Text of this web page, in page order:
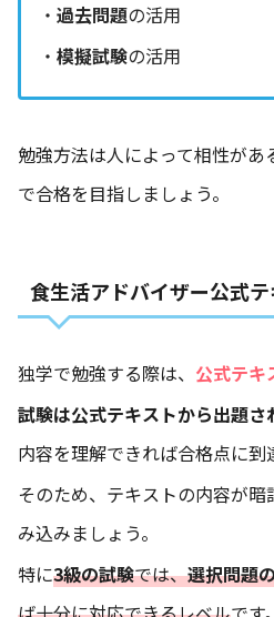
・ 過去問題の活用
・ 模擬試験の活用
勉強方法は人によって相性が
で合格を目指しましょう。
食生活アドバイザー公式
独学で勉強する際は、 公式テキ
試験は公式テキストから出題さ
内容を理解できれば合格点に到
そのため、テキストの内容が
み込みましょう。
特に3級の試験では、選択問題